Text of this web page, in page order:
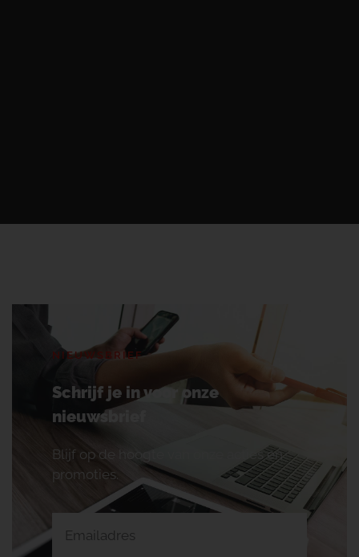
NIEUWSBRIEF
Schrijf je in voor onze
nieuwsbrief
Blijf op de hoogte van onze acties en
promoties.